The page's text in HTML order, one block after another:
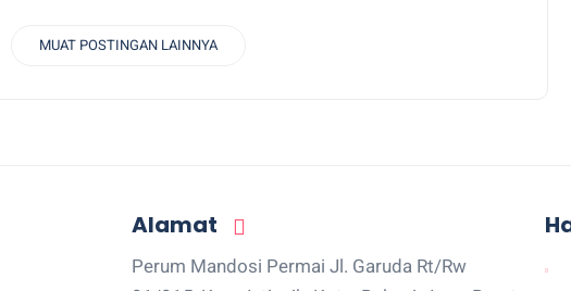
MUAT POSTINGAN LAINNYA
Alamat
Perum Mandosi Permai Jl. Garuda Rt/Rw